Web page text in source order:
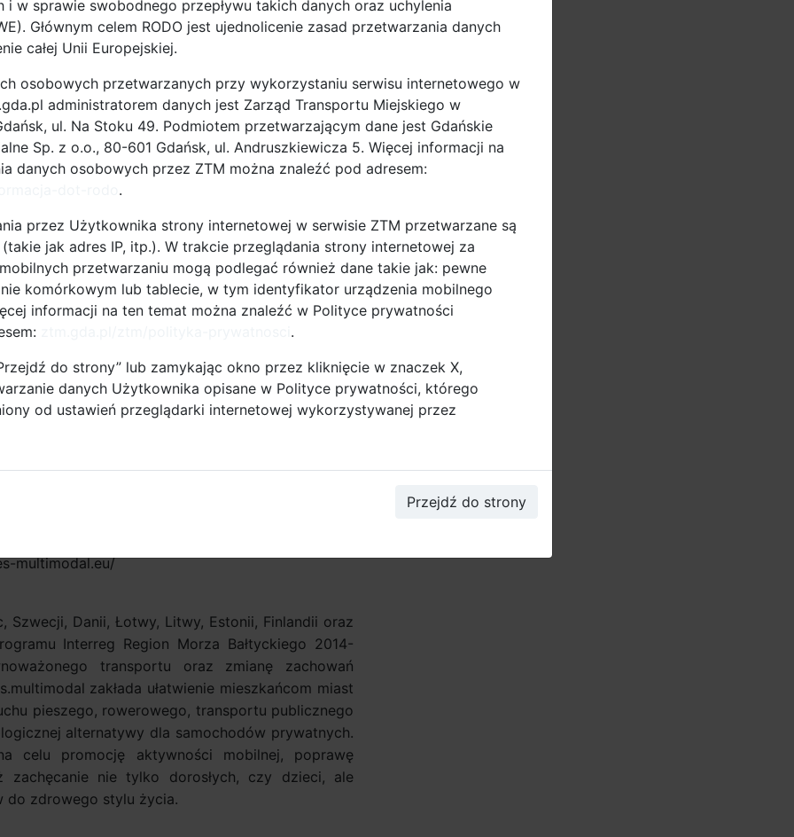
weryfikuje zgłoszenie i przekazuje sugestie
na 3 lata;
działania i co roku wypełniają ankietę
i pracowników w zakresie promocji
warsztaty z zarządzania mobilnością w firmach.
w ruchu ulicznym” Miasto Gdańsk zachęci do
V-VIII gdańskich szkół podstawowych. Cykl
rowerów uczniów;
w tym weryfikację umiejętności uczestników
praktyczne w okolicy szkoły oraz manewry
ruchu.
rowerowe, które zostaną przekazane
w ramach kampanii “Podczep się”. Na początek
Paśmie Usługowym. Dzięki tej akcji,
swoimi pociechami, ucząc je dobrych nawyków
na temat kampanii znajdzie się na stronie
multimodal.eu/
Szwecji, Danii, Łotwy, Litwy, Estonii, Finlandii oraz
Interreg Region Morza Bałtyckiego 2014-
transportu oraz zmianę zachowań
zakłada ułatwienie mieszkańcom miast
pieszego, rowerowego, transportu publicznego
alternatywy dla samochodów prywatnych.
celu promocję aktywności mobilnej, poprawę
zachęcanie nie tylko dorosłych, czy dzieci, ale
do zdrowego stylu życia.
i w sprawie swobodnego przepływu takich danych oraz uchylenia
Głównym celem RODO jest ujednolicenie zasad przetwarzania danych
całej Unii Europejskiej.
osobowych przetwarzanych przy wykorzystaniu serwisu internetowego w
administratorem danych jest Zarząd Transportu Miejskiego w
ul. Na Stoku 49. Podmiotem przetwarzającym dane jest Gdańskie
Sp. z o.o., 80-601 Gdańsk, ul. Andruszkiewicza 5. Więcej informacji na
danych osobowych przez ZTM można znaleźć pod adresem:
.
przez Użytkownika strony internetowej w serwisie ZTM przetwarzane są
jak adres IP, itp.). W trakcie przeglądania strony internetowej za
przetwarzaniu mogą podlegać również dane takie jak: pewne
komórkowym lub tablecie, w tym identyfikator urządzenia mobilnego
informacji na ten temat można znaleźć w Polityce prywatności
.
do strony” lub zamykając okno przez kliknięcie w znaczek X,
danych Użytkownika opisane w Polityce prywatności, którego
od ustawień przeglądarki internetowej wykorzystywanej przez
Przejdź do strony